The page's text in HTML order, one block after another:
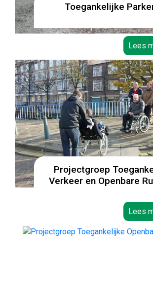
Toegankelijke
Lees
Projectgroep
Verkeer en Openbare
Lees